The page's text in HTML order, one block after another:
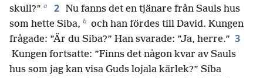
skull?” a 2 Nu fanns det en tjänare från Sauls hus
som hette Siba, b och han fördes till David. Kungen
frågade: ”Är du Siba?” Han svarade: ”Ja, herre.” 3
Kungen fortsatte: ”Finns det någon kvar av Sauls
hus som jag kan visa Guds lojala kärlek?” Siba